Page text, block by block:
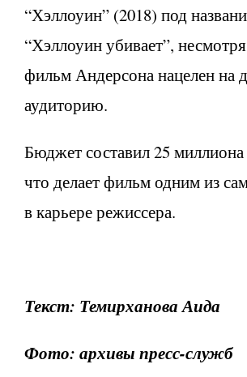
“Хэллоуин” (2018) под
“Хэллоуин убивает”,
фильм Андерсона нацелен на
аудиторию.
Бюджет составил 25
что делает фильм одним из
в карьере режиссера.
Текст: Темирханова Аида
Фото: архивы пресс-служб